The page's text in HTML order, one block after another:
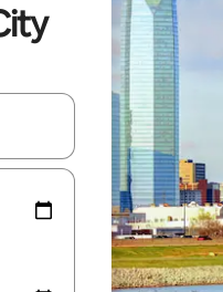
je een keuze met je de